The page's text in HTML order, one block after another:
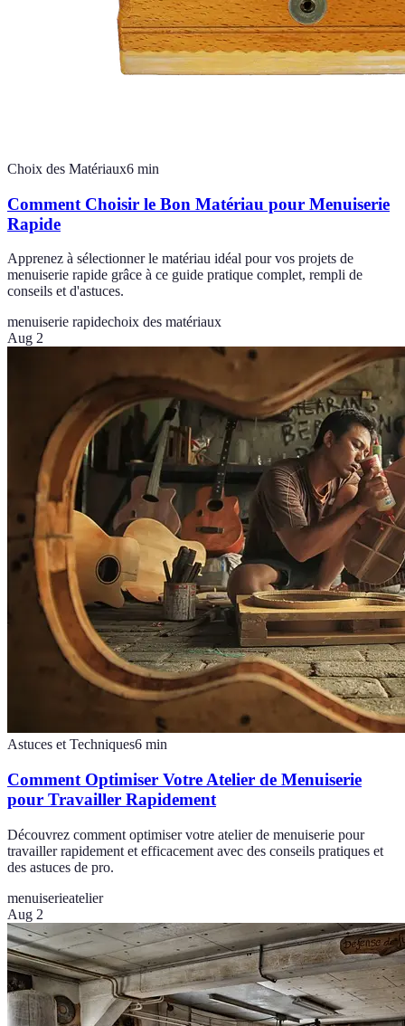
Choix des Matériaux6 min
Comment Choisir le Bon Matériau pour Menuiserie
Rapide
Apprenez à sélectionner le matériau idéal pour vos projets de
menuiserie rapide grâce à ce guide pratique complet, rempli de
conseils et d'astuces.
menuiserie rapidechoix des matériaux
Aug 2
Astuces et Techniques6 min
Comment Optimiser Votre Atelier de Menuiserie
pour Travailler Rapidement
Découvrez comment optimiser votre atelier de menuiserie pour
travailler rapidement et efficacement avec des conseils pratiques et
des astuces de pro.
menuiserieatelier
Aug 2